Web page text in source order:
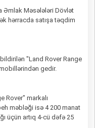
Əmlak Məsələləri Dövlət
hərracda satışa təqdim
"Land Rover Range
gedir.
Rover" markalı
məbləği isə 4 200 manat
üçün artıq 4-cü dəfə 25